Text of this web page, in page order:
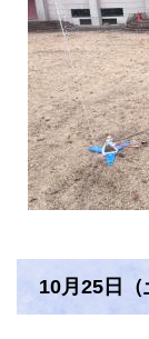
10月25日